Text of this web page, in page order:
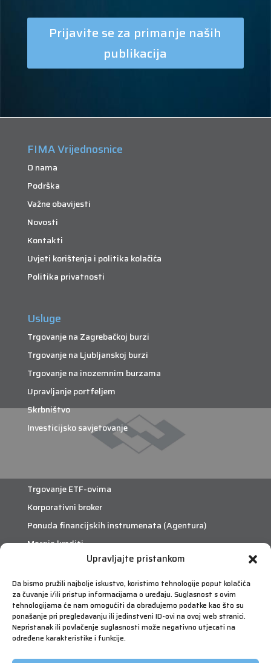
Upravljajte pristankom
Da bismo pružili najbolje iskustvo, koristimo tehnologije poput kolačića
za čuvanje i/ili pristup informacijama o uređaju. Suglasnost s ovim
tehnologijama će nam omogućiti da obrađujemo podatke kao što su
ponašanje pri pregledavanju ili jedinstveni ID-ovi na ovoj web stranici.
Nepristanak ili povlačenje suglasnosti može negativno utjecati na
određene karakteristike i funkcije.
Prijavite se za primanje naših
publikacija
FIMA Vrijednosnice
O nama
Podrška
Važne obavijesti
Novosti
Kontakti
Uvjeti korištenja i politika kolačića
Politika privatnosti
Usluge
Trgovanje na Zagrebačkoj burzi
Trgovanje na Ljubljanskoj burzi
Trgovanje na inozemnim burzama
Upravljanje portfeljem
Skrbništvo
Investicijsko savjetovanje
Trgovanje ETF-ovima
Korporativni broker
Ponuda financijskih instrumenata (Agentura)
Margin krediti
eTrade
Što je eTrade?
eTrade